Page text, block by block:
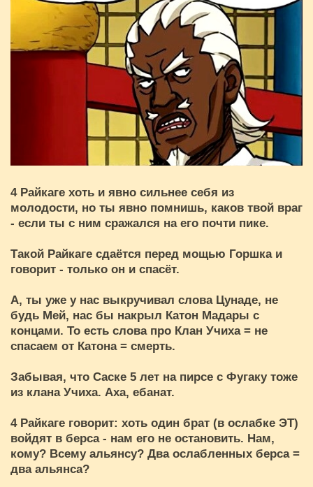
4 Райкаге хоть и явно сильнее себя из
молодости, но ты явно помнишь, каков твой враг
- если ты с ним сражался на его почти пике.
Такой Райкаге сдаётся перед мощью Горшка и
говорит - только он и спасёт.
А, ты уже у нас выкручивал слова Цунаде, не
будь Мей, нас бы накрыл Катон Мадары с
концами. То есть слова про Клан Учиха = не
спасаем от Катона = смерть.
Забывая, что Саске 5 лет на пирсе с Фугаку тоже
из клана Учиха. Аха, ебанат.
4 Райкаге говорит: хоть один брат (в ослабке ЭТ)
войдят в берса - нам его не остановить. Нам,
кому? Всему альянсу? Два ослабленных берса =
два альянса?